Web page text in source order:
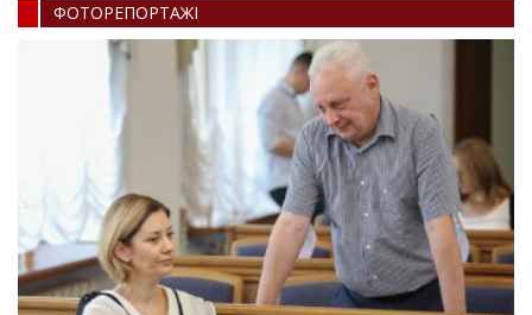
ФОТОРЕПОРТАЖI